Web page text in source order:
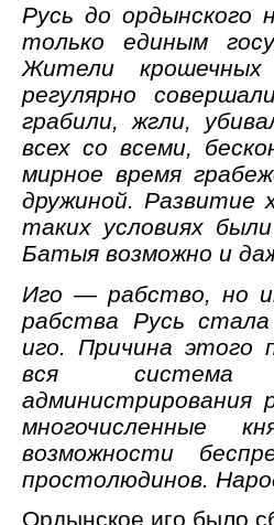
Русь до ордынского
только единым
Жители крошечных
регулярно
грабили, жгли,
всех со всеми,
мирное время
дружиной. Развитие
таких условиях
Батыя возможно и
Иго — рабство, но
рабства Русь
иго. Причина этого
вся система
администрирования
многочисленные
возможности
простолюдинов.
Ордынское иго было